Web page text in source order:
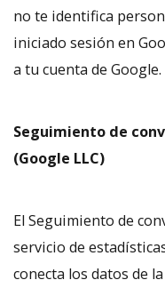
no te identifica
iniciado sesión en
a tu cuenta de Google.
Seguimiento de
(Google LLC)
El Seguimiento de
servicio de
conecta los datos de